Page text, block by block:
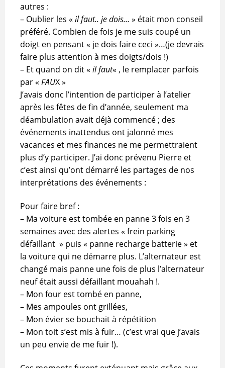
autres :
– Oublier les « il faut.. je dois… » était mon conseil
préféré. Combien de fois je me suis coupé un
doigt en pensant « je dois faire ceci »…(je devrais
faire plus attention à mes doigts/dois !)
– Et quand on dit « il faut« , le remplacer parfois
par « FAUX »
J’avais donc l’intention de participer à l’atelier
après les fêtes de fin d’année, seulement ma
déambulation avait déjà commencé ; des
événements inattendus ont jalonné mes
vacances et mes finances ne me permettraient
plus d’y participer. J’ai donc prévenu Pierre et
c’est ainsi qu’ont démarré les partages de nos
interprétations des événements :
Pour faire bref :
– Ma voiture est tombée en panne 3 fois en 3
semaines avec des alertes « frein parking
défaillant » puis « panne recharge batterie » et
la voiture qui ne démarre plus. L’alternateur est
changé mais panne une fois de plus l’alternateur
neuf était aussi défaillant mouahah !.
– Mon four est tombé en panne,
– Mes ampoules ont grillées,
– Mon évier se bouchait à répétition
– Mon toit s’est mis à fuir… (c’est vrai que j’avais
un peu envie de me fuir !).